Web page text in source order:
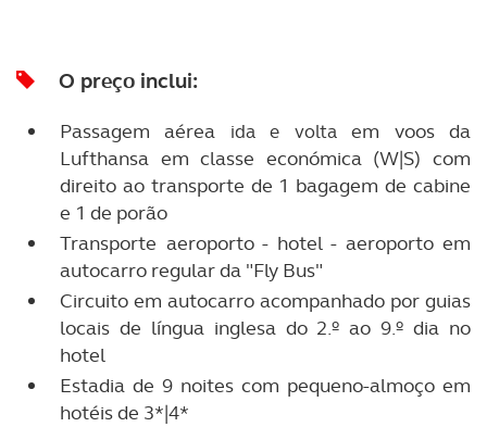
O preço inclui:
Passagem aérea ida e voltaem voos da
Lufthansa em classe económica (W|S) com
direito ao transporte de 1 bagagem de cabine
e 1 de porão
Transporte aeroporto - hotel - aeroporto em
autocarro regular da "Fly Bus"
Circuito em autocarro acompanhado por guias
locais de língua inglesa do 2.º ao 9.º dia no
hotel
Estadia de 9 noites com pequeno-almoço em
hotéis de 3*|4*